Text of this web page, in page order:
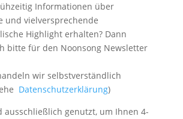
Informationen über
und vielversprechende
Highlight erhalten? Dann
bitte für den Noonsong Newsletter
wir selbstverständlich
Datenschutzerklärung)
ausschließlich genutzt, um Ihnen 4-